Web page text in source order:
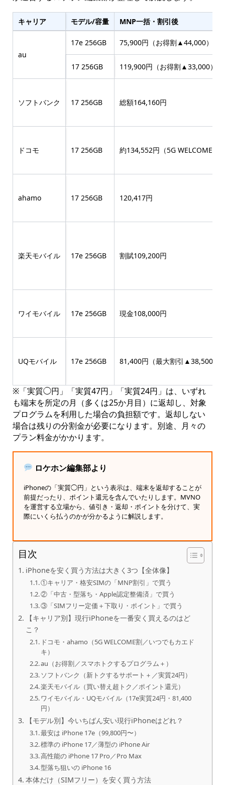
キャリア モデル/容量 MNP一括・割引後
au
17e 256GB 75,900円（お得割▲44,000）
17 256GB 119,900円（お得割▲33,000）
ソフトバンク 17 256GB 総額164,160円
ドコモ 17 256GB 約134,552円（5G WELCOME割
ahamo 17 256GB 120,417円
楽天モバイル 17e 256GB 割賦109,200円
ワイモバイル 17e 256GB 現金108,000円
UQモバイル 17e 256GB 81,400円（最大割引▲38,500）
※「実質◯円」「実質47円」「実質24円」は、いずれ
も端末を所定の月（多くは25か月目）に返却し、対象
プログラムを利用した場合の負担額です。返却しない
場合は残りの分割金が必要になります。別途、月々の
プラン料金がかかります。
ロケホン編集部より
iPhoneの「実質◯円」という表示は、端末を返却することが
前提だったり、ポイント還元を含んでいたりします。MVNO
を運営する立場から、値引き・返却・ポイントを分けて、実
際にいくら払うのかが分かるように解説します。
目次
iPhoneを安く買う方法は大きく3つ【全体像】
①キャリア・格安SIMの「MNP割引」で買う
②「中古・型落ち・Apple認定整備済」で買う
③「SIMフリー定価＋下取り・ポイント」で買う
【キャリア別】現行iPhoneを一番安く買えるのはど
こ？
ドコモ・ahamo（5G WELCOME割／いつでもカエド
キ）
au（お得割／スマホトクするプログラム＋）
ソフトバンク（新トクするサポート＋／実質24円）
楽天モバイル（買い替え超トク／ポイント還元）
ワイモバイル・UQモバイル（17e実質24円・81,400
円）
【モデル別】今いちばん安い現行iPhoneはどれ？
最安は iPhone 17e（99,800円〜）
標準の iPhone 17／薄型の iPhone Air
高性能の iPhone 17 Pro／Pro Max
型落ち狙いの iPhone 16
本体だけ（SIMフリー）を安く買う方法